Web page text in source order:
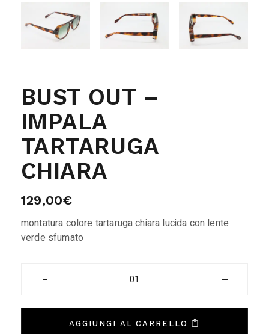
BUST OUT –
IMPALA
TARTARUGA
CHIARA
129,00€
montatura colore tartaruga chiara lucida con lente
verde sfumato
AGGIUNGI AL CARRELLO